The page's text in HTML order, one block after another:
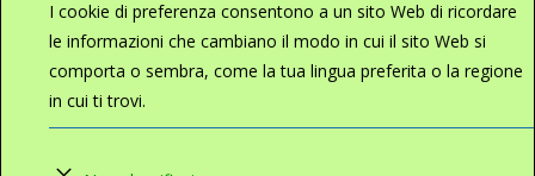
I cookie di preferenza consentono a un sito Web di ricordare
le informazioni che cambiano il modo in cui il sito Web si
comporta o sembra, come la tua lingua preferita o la regione
in cui ti trovi.